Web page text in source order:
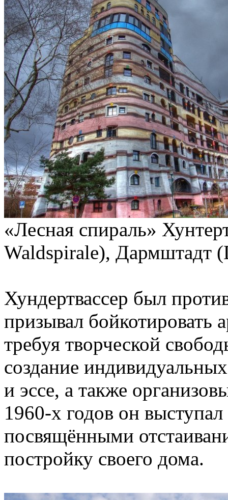
«Лесная спираль»
Waldspirale), Дармштадт
Хундертвассер был
призывал бойкотировать
требуя творческой
создание
и эссе, а также
1960-х годов он
посвящёнными
постройку своего дома.